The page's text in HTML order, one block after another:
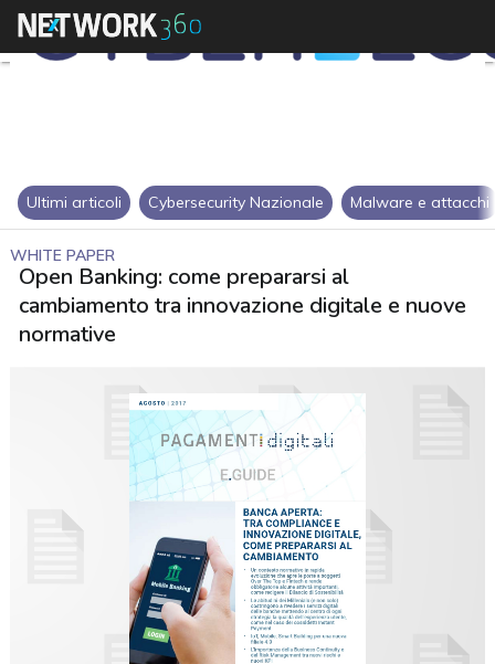
Ultimi articoli Cybersecurity Nazionale Malware e attacchi
WHITE PAPER
Open Banking: come prepararsi al
cambiamento tra innovazione digitale e nuove
normative